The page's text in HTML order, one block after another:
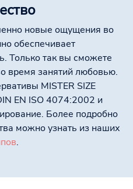
новые ощущения во
обеспечивает
Только так вы сможете
время занятий любовью.
MISTER SIZE
EN ISO 4074:2002 и
Более подробно
можно узнать из наших
.